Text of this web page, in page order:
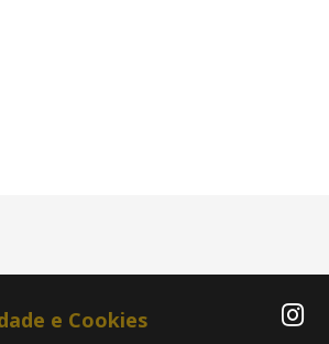
e Cookies